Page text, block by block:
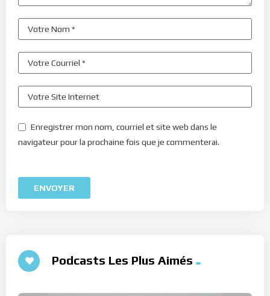
Enregistrer mon nom, courriel et site web dans le
navigateur pour la prochaine fois que je commenterai.
Podcasts Les Plus Aimés